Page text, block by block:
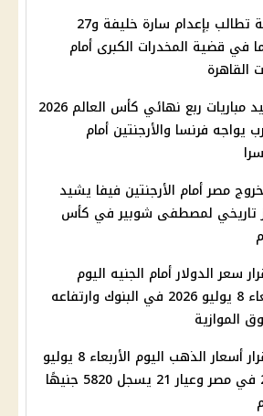
النيابة تطالب بإعدام سارة خليفة و27
في قضية المخدرات الكبرى أمام
القاهرة
مواعيد مباريات ربع نهائي كأس العالم 2026
يواجه فرنسا والأرجنتين أمام
مصر أمام الأرجنتين فيفا يشيد
تاريخي لمصطفى شوبير في كأس
سعر الدولار أمام الجنيه اليوم
الأربعاء 8 يوليو 2026 في البنوك وارتفاعه
الموازية
استقرار أسعار الذهب اليوم الأربعاء 8 يوليو
2026 في مصر وعيار 21 يسجل 5820 جنيهًا